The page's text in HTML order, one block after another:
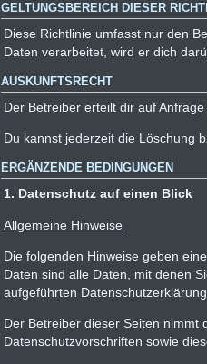
GELTUNGSBEREICH DIESER
Diese Richtlinie umfasst nur den
Daten verarbeitet, wird er dich
AUSKUNFTSRECHT
Der Betreiber erteilt dir auf
Du kannst jederzeit die Löschung
ERGÄNZENDE BEDINGUNGEN
1. Datenschutz auf einen Blick
Allgemeine Hinweise
Die folgenden Hinweise geben
Daten sind alle Daten, mit denen
aufgeführten Datenschutzerklärung.
Der Betreiber dieser Seiten nimmt
Datenschutzvorschriften sowie